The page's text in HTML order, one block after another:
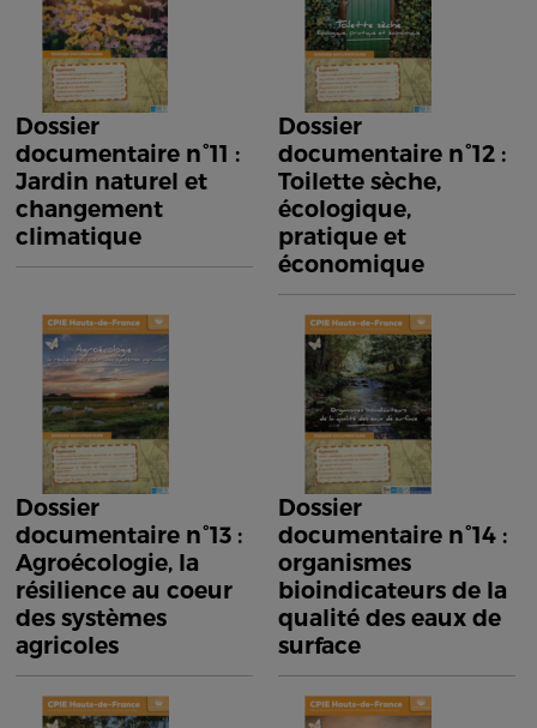
Dossier
documentaire n°11 :
Jardin naturel et
changement
climatique
Dossier
documentaire n°12 :
Toilette sèche,
écologique,
pratique et
économique
Dossier
documentaire n°13 :
Agroécologie, la
résilience au coeur
des systèmes
agricoles
Dossier
documentaire n°14 :
organismes
bioindicateurs de la
qualité des eaux de
surface